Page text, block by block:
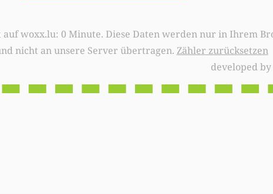
werden nur in Ihrem Browser
nicht an unsere Server übertragen. Zähler zurücksetzen
developed by